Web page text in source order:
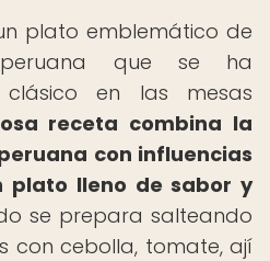
plato emblemático de
que se ha
en las mesas
receta combina la
con influencias
plato lleno de sabor y
se prepara salteando
con cebolla, tomate, ají